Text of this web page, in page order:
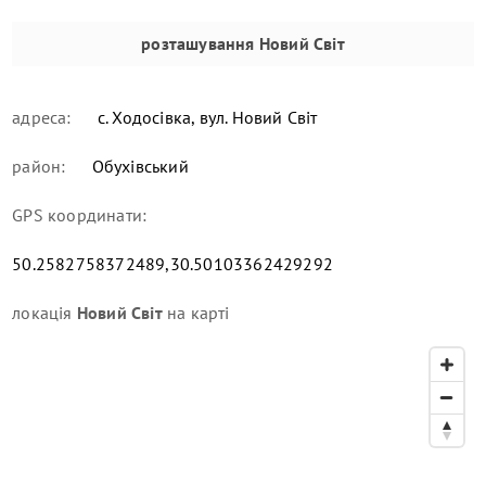
розташування Новий Світ
адреса: с. Ходосівка, вул. Новий Світ
район: Обухівський
GPS координати:
50.2582758372489,30.50103362429292
локація Новий Світна карті